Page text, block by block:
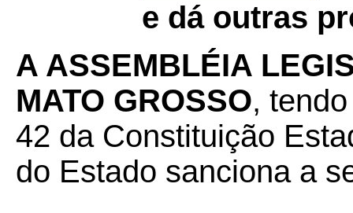
e dá outras
A ASSEMBLÉIA
MATO GROSSO,
42 da Constituição
do Estado sanciona a